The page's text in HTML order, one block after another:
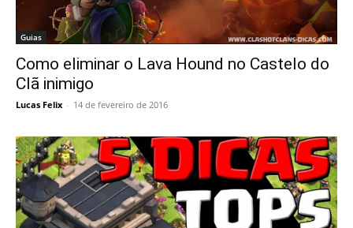
Guias
Como eliminar o Lava Hound no Castelo do
Clã inimigo
Lucas Felix - 14 de fevereiro de 2016